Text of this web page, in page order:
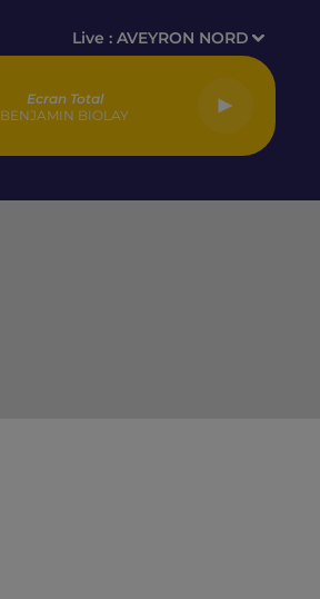
Live :AVEYRON NORD
Ecran Total
BENJAMIN BIOLAY